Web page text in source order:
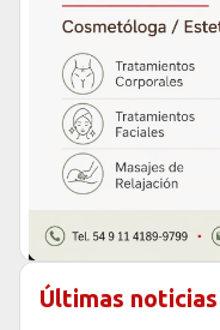
Últimas noticias